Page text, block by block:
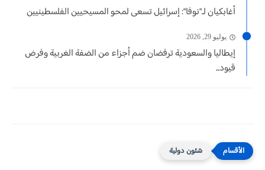
أغابكيان لـ"نوفا": إسرائيل تسعى لمحو المسيحيين الفلسطينيين
يوليو 29, 2026
إيطاليا والسعودية ترفضان ضم أجزاء من الضفة الغربية وفرض
قيود...
شئون دولية